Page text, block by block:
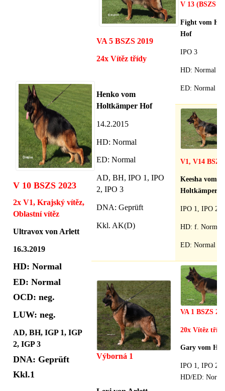
V 10 BSZS 2023
2x V1, Krajský vítěz,
Oblastní vítěz
Ultravox von Arlett
16.3.2019
HD: Normal
ED: Normal
OCD: neg.
LUW: neg.
AD, BH, IGP 1, IGP
2, IGP 3
DNA: Geprüft
Kkl.1
VA 5 BSZS 2019
24x Vítěz třídy
Henko vom
Holtkämper Hof
14.2.2015
HD: Normal
ED: Normal
AD, BH, IPO 1, IPO
2, IPO 3
DNA: Geprüft
Kkl. AK(D)
V 13 (BSZS
Fight vom
Hof
IPO 3
HD: Normal
ED: Normal
V1, V14
Keesha vom
Holtkämper
IPO 1, IPO 2
HD: f. Normal
ED: Normal
Výborná 1
VA 1 BSZS
20x Vítěz
Gary vom
IPO 1, IPO 2,
HD/ED: